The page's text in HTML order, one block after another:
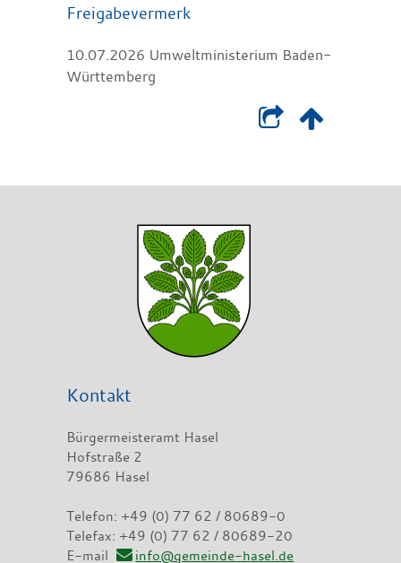
Freigabevermerk
10.07.2026 Umweltministerium Baden-
Württemberg
Kontakt
Bürgermeisteramt Hasel
Hofstraße 2
79686 Hasel
Telefon: +49 (0) 77 62 / 80689-0
Telefax: +49 (0) 77 62 / 80689-20
E-mail
info@gemeinde-hasel.de